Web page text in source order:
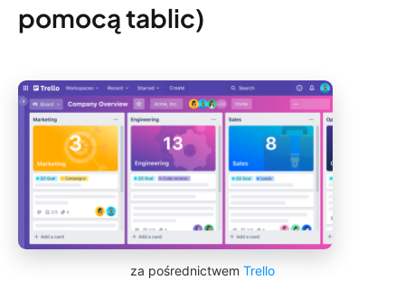
pomocą tablic)
za pośrednictwem Trello